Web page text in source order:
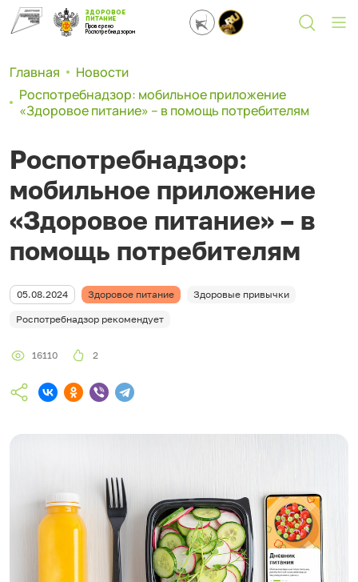
ЗДОРОВОЕ
ПИТАНИЕ
Проверено
Роспотребнадзором
Главная
Новости
Роспотребнадзор: мобильное приложение
«Здоровое питание» – в помощь потребителям
Роспотребнадзор:
мобильное приложение
«Здоровое питание» – в
помощь потребителям
05.08.2024 Здоровое питание Здоровые привычки
Роспотребнадзор рекомендует
16110 2